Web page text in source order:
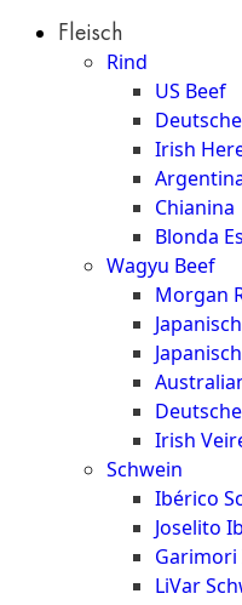
TheFleisch
Rind
US Beef
Irish
Blonda
Wagyu Beef
Morgan
Irish
Schwein
Ibérico
Joselito
Garimori
LiVar